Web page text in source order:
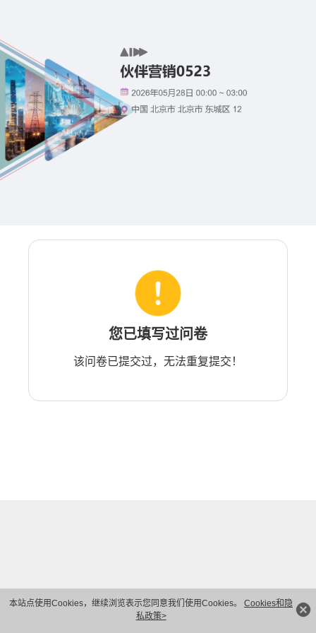
本站点使用Cookies，继续浏览表示您同意我们使用Cookies。 Cookies和隐
私政策>
您已填写过问卷
该问卷已提交过，无法重复提交！